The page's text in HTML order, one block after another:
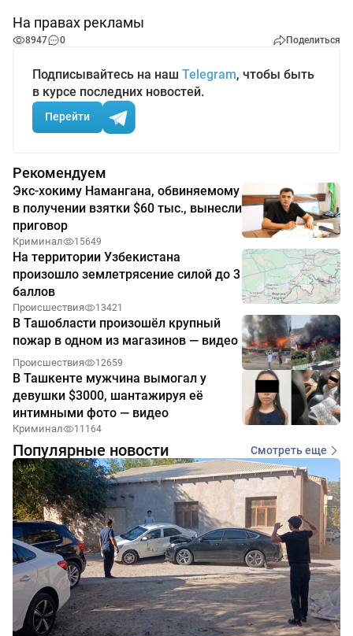
На правах рекламы
8947 0 Поделиться
Подписывайтесь на наш Telegram, чтобы быть
в курсе последних новостей.
Перейти
Рекомендуем
Экс-хокиму Намангана, обвиняемому
в получении взятки $60 тыс., вынесли
приговор
Криминал 15649
На территории Узбекистана
произошло землетрясение силой до 3
баллов
Происшествия 13421
В Ташобласти произошёл крупный
пожар в одном из магазинов — видео
Происшествия 12659
В Ташкенте мужчина вымогал у
девушки $3000, шантажируя её
интимными фото — видео
Криминал 11164
Популярные новости Смотреть еще